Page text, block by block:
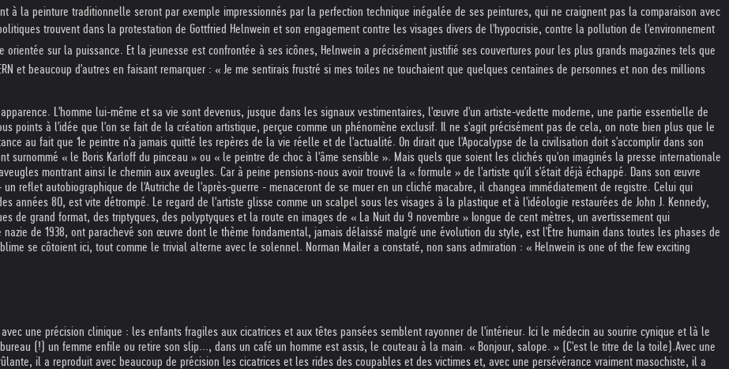
à la peinture traditionnelle seront par exemple impressionnés par la perfection technique inégalée de ses peintures, qui ne craignent pas la comparaison avec
trouvent dans la protestation de Gottfried Helnwein et son engagement contre les visages divers de l'hypocrisie, contre la pollution de l'environnement
sur la puissance. Et la jeunesse est confrontée à ses icônes, Helnwein a précisément justifié ses couvertures pour les plus grands magazines tels que
STERN et beaucoup d'autres en faisant remarquer : « Je me sentirais frustré si mes toiles ne touchaient que quelques centaines de personnes et non des millions
L'homme lui-même et sa vie sont devenus, jusque dans les signaux vestimentaires, l'œuvre d'un artiste-vedette moderne, une partie essentielle de
points à l'idée que l'on se fait de la création artistique, perçue comme un phénomène exclusif. Il ne s'agit précisément pas de cela, on note bien plus que le
au fait que 1e peintre n'a jamais quitté les repères de la vie réelle et de l'actualité. On dirait que l'Apocalypse de la civilisation doit s'accomplir dans son
surnommé « le Boris Karloff du pinceau » ou « le peintre de choc à l'âme sensible ». Mais quels que soient les clichés qu'on imaginés la presse internationale
montrant ainsi le chemin aux aveugles. Car à peine pensions-nous avoir trouvé la « formule » de l'artiste qu'il s'était déjà échappé. Dans son œuvre
reflet autobiographique de l'Autriche de l'après-guerre - menaceront de se muer en un cliché macabre, il changea immédiatement de registre. Celui qui
années 80, est vite détrompé. Le regard de l'artiste glisse comme un scalpel sous les visages à la plastique et à l'idéologie restaurées de John J. Kennedy,
de grand format, des triptyques, des polyptyques et la route en images de « La Nuit du 9 novembre » Iongue de cent mètres, un avertissement qui
de 1938, ont parachevé son œuvre dont le thème fondamental, jamais délaissé malgré une évolution du style, est l'Être humain dans toutes les phases de
se côtoient ici, tout comme le trivial alterne avec le solennel. Norman Mailer a constaté, non sans admiration : « Helnwein is one of the few exciting
une précision clinique : les enfants fragiles aux cicatrices et aux têtes pansées semblent rayonner de l'intérieur. Ici le médecin au sourire cynique et là le
(!) un femme enfile ou retire son slip..., dans un café un homme est assis, le couteau à la main. « Bonjour, salope. » (C'est le titre de la toile).Avec une
il a reproduit avec beaucoup de précision les cicatrices et les rides des coupables et des victimes et, avec une persévérance vraiment masochiste, il a